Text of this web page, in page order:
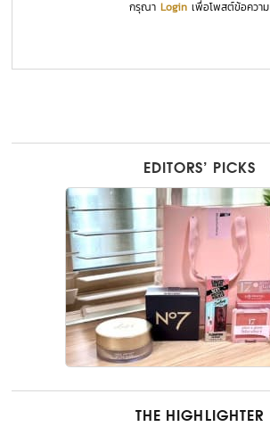
กรุณาLogin เพื่อโพสต์ข้อความ
EDITORS’ PICKS
THE HIGHLIGHTER